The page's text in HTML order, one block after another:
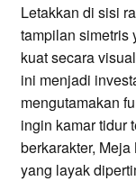
Letakkan di sisi
tampilan simetris
kuat secara
ini menjadi
mengutamakan
ingin kamar tidur
berkarakter,
yang layak